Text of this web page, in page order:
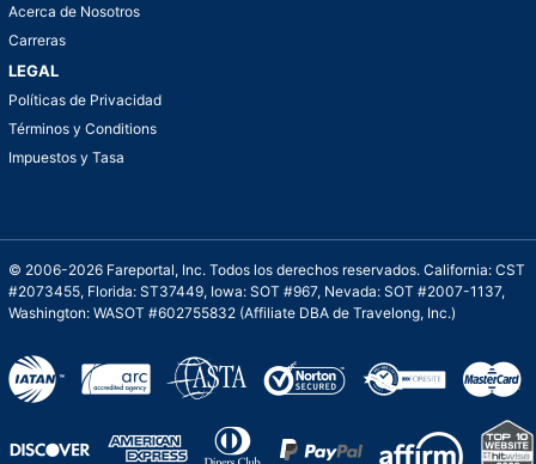
Acerca de Nosotros
Carreras
LEGAL
Políticas de Privacidad
Términos y Conditions
Impuestos y Tasa
© 2006-2026 Fareportal, Inc. Todos los derechos reservados. California: CST
#2073455, Florida: ST37449, Iowa: SOT #967, Nevada: SOT #2007-1137,
Washington: WASOT #602755832 (Affiliate DBA de Travelong, Inc.)